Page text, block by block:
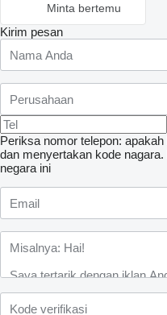
Minta bertemu
Kirim pesan
Periksa nomor telepon:
dan menyertakan kode nagara.
negara ini